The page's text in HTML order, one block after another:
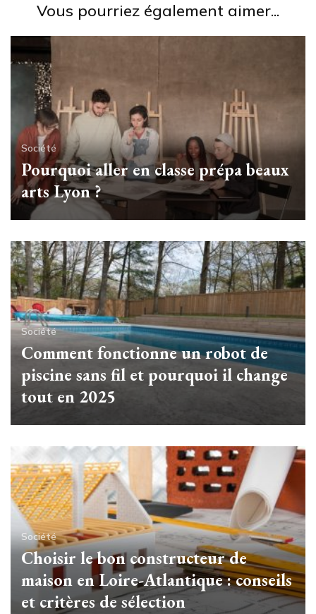
Vous pourriez également aimer...
Société
Pourquoi aller en classe prépa beaux
arts Lyon ?
Société
Comment fonctionne un robot de
piscine sans fil et pourquoi il change
tout en 2025
Société
Choisir le bon constructeur de
maison en Loire-Atlantique : conseils
et critères de sélection